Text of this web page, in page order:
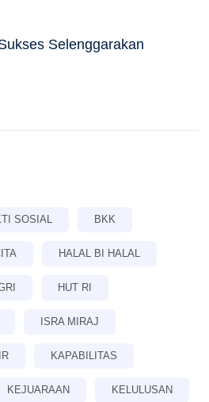
Selenggarakan
SOSIAL BKK
HALAL BI HALAL
HUT RI
ISRA MIRAJ
KAPABILITAS
KEJUARAAN KELULUSAN